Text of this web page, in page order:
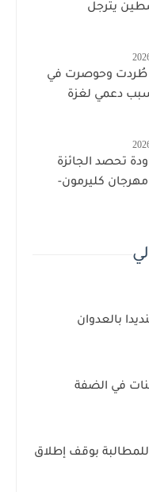
يترجل
طُردت وحوصرت في
دعمي لغزة
تحصد الجائزة
كليرمون-
بالعدوان
في الضفة
للمطالبة بوقف إطلاق